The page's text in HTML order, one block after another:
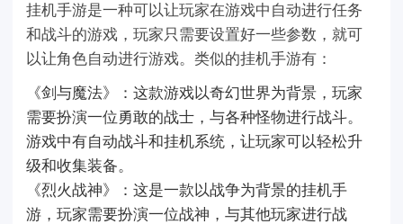
挂机手游是一种可以让玩家在游戏中自动进行任务
和战斗的游戏，玩家只需要设置好一些参数，就可
以让角色自动进行游戏。类似的挂机手游有：
《剑与魔法》：这款游戏以奇幻世界为背景，玩家
需要扮演一位勇敢的战士，与各种怪物进行战斗。
游戏中有自动战斗和挂机系统，让玩家可以轻松升
级和收集装备。
《烈火战神》：这是一款以战争为背景的挂机手
游，玩家需要扮演一位战神，与其他玩家进行战